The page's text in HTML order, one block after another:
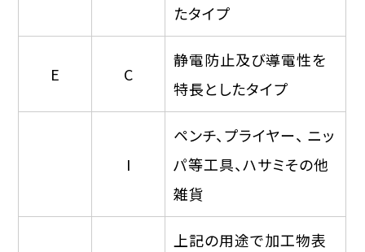
たタイプ
E C
静電防止及び導電性を
特長としたタイプ
I
ペンチ、プライヤー、 ニッ
パ等工具、ハサミその他
雑貨
上記の用途で加工物表